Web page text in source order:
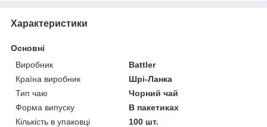
Характеристики
Основні
Виробник
Battler
Країна виробник
Шрі-Ланка
Тип чаю
Чорний чай
Форма випуску
В пакетиках
Кількість в упаковці
100 шт.